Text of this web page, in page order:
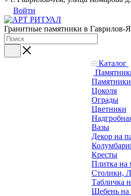
Войти
Гранитные памятники в Гаврилов-
Каталог
Цоколя
Ограды
Цветники
Вазы
Декор на
Кресты
Плитка на
Столики,
Табличка
Щебень на